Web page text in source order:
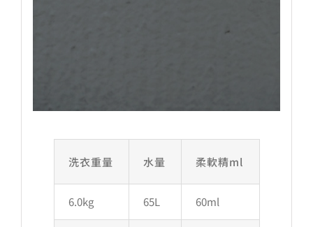
洗衣重量 水量 柔軟精ml
6.0kg 65L 60ml